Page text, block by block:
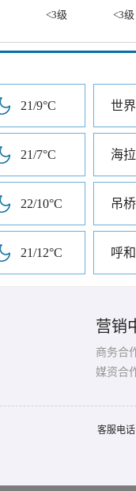
<3级 <3级
21/9°C
21/7°C 海
22/10°C 吊
21/12°C 呼
营销
商务合
媒资合
客服电